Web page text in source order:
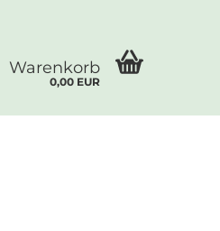
Warenkorb
0,00 EUR